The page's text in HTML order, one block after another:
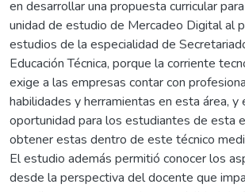
en desarrollar una propuesta curricular
unidad de estudio de Mercadeo Digital al
estudios de la especialidad de
Educación Técnica, porque la corriente
exige a las empresas contar con
habilidades y herramientas en esta área, y
oportunidad para los estudiantes de esta
obtener estas dentro de este técnico
El estudio además permitió conocer los
desde la perspectiva del docente que